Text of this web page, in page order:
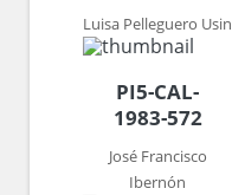
Luisa Pelleguero Usin
PI5-CAL-
1983-572
José Francisco
Ibernón